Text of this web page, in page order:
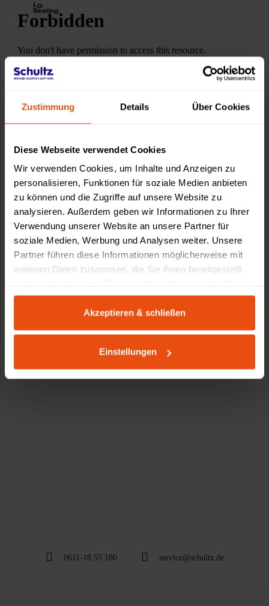
Zustimmung Details Über Cookies
Diese Webseite verwendet Cookies
Wir verwenden Cookies, um Inhalte und Anzeigen zu
personalisieren, Funktionen für soziale Medien anbieten
zu können und die Zugriffe auf unsere Website zu
analysieren. Außerdem geben wir Informationen zu Ihrer
Verwendung unserer Website an unsere Partner für
soziale Medien, Werbung und Analysen weiter. Unsere
Partner führen diese Informationen möglicherweise mit
weiteren Daten zusammen, die Sie ihnen bereitgestellt
gesammelt haben.
Akzeptieren & schließen
Einstellungen
0611-18 55 180 service@schultz.de